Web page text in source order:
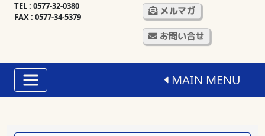
TEL : 0577-32-0380
FAX : 0577-34-5379
メルマガ
お問い合せ
MAIN MENU